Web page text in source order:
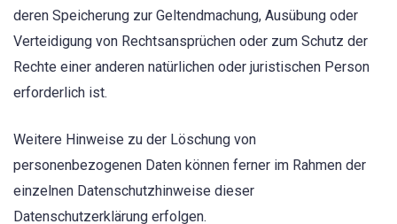
deren Speicherung zur Geltendmachung, Ausübung oder
Verteidigung von Rechtsansprüchen oder zum Schutz der
Rechte einer anderen natürlichen oder juristischen Person
erforderlich ist.
Weitere Hinweise zu der Löschung von
personenbezogenen Daten können ferner im Rahmen der
einzelnen Datenschutzhinweise dieser
Datenschutzerklärung erfolgen.